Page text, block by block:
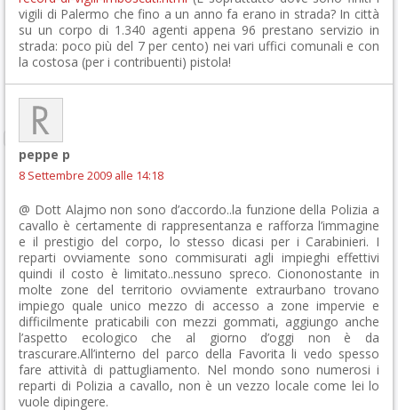
vigili di Palermo che fino a un anno fa erano in strada? In città
su un corpo di 1.340 agenti appena 96 prestano servizio in
strada: poco più del 7 per cento) nei vari uffici comunali e con
la costosa (per i contribuenti) pistola!
peppe p
8 Settembre 2009 alle 14:18
@ Dott Alajmo non sono d’accordo..la funzione della Polizia a
cavallo è certamente di rappresentanza e rafforza l’immagine
e il prestigio del corpo, lo stesso dicasi per i Carabinieri. I
reparti ovviamente sono commisurati agli impieghi effettivi
quindi il costo è limitato..nessuno spreco. Ciononostante in
molte zone del territorio ovviamente extraurbano trovano
impiego quale unico mezzo di accesso a zone impervie e
difficilmente praticabili con mezzi gommati, aggiungo anche
l’aspetto ecologico che al giorno d’oggi non è da
trascurare.All’interno del parco della Favorita li vedo spesso
fare attività di pattugliamento. Nel mondo sono numerosi i
reparti di Polizia a cavallo, non è un vezzo locale come lei lo
vuole dipingere.